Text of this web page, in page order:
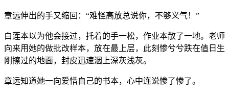
章远伸出的手又缩回：“难怪高放总说你，不够义气！”
白莲本以为他会接过，托着的手一松，作业本散了一地。老师
向来用她的做批改样本，放在最上层，此刻惨兮兮跌在值日生
刚擦过的地面，封皮迅速洇上深灰浅灰。
章远知道她一向爱惜自己的书本，心中连说惨了惨了。